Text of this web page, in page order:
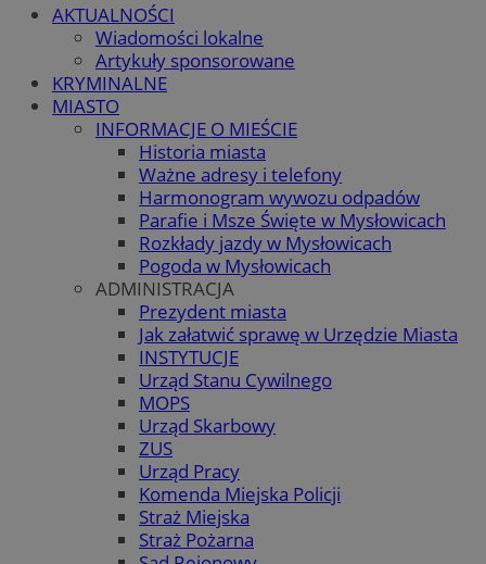
AKTUALNOŚCI
Wiadomości lokalne
Artykuły sponsorowane
KRYMINALNE
MIASTO
INFORMACJE O MIEŚCIE
Historia miasta
Ważne adresy i telefony
Harmonogram wywozu odpadów
Parafie i Msze Święte w Mysłowicach
Rozkłady jazdy w Mysłowicach
Pogoda w Mysłowicach
ADMINISTRACJA
Prezydent miasta
Jak załatwić sprawę w Urzędzie Miasta
INSTYTUCJE
Urząd Stanu Cywilnego
MOPS
Urząd Skarbowy
ZUS
Urząd Pracy
Komenda Miejska Policji
Straż Miejska
Straż Pożarna